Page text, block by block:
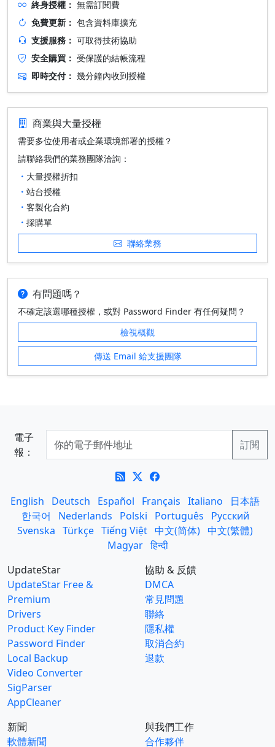
終身授權： 無需訂閱費
免費更新： 包含資料庫擴充
支援服務： 可取得技術協助
安全購買： 受保護的結帳流程
即時交付： 幾分鐘內收到授權
商業與大量授權
需要多位使用者或企業環境部署的授權？
請聯絡我們的業務團隊洽詢：
大量授權折扣
站台授權
客製化合約
採購單
聯絡業務
有問題嗎？
不確定該選哪種授權，或對 Password Finder 有任何疑問？
檢視概觀
傳送 Email 給支援團隊
電子
報：
English Deutsch Español Français Italiano
日本語
한국어
Nederlands Polski Português
Русский
Svenska Türkçe Tiếng Việt 中文(简体) 中文(繁體)
Magyar हिन्दी
UpdateStar
UpdateStar Free &
Premium
Drivers
Product Key Finder
Password Finder
Local Backup
Video Converter
SigParser
AppCleaner
協助 & 反饋
DMCA
常見問題
聯絡
隱私權
取消合約
退款
新聞
軟體新聞
與我們工作
合作夥伴